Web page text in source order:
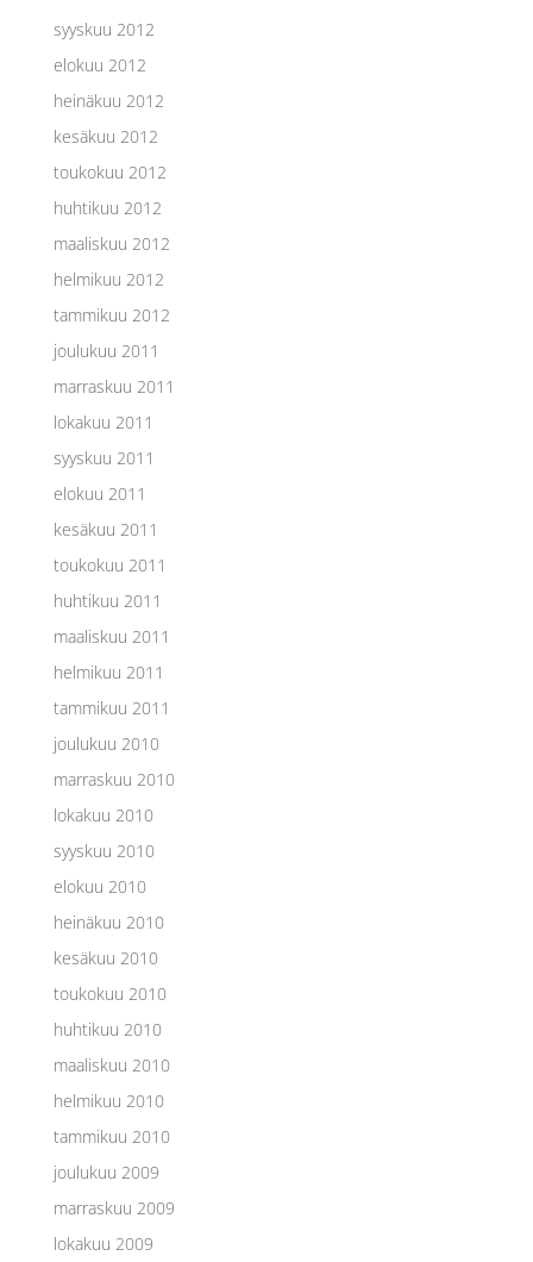
syyskuu 2012
elokuu 2012
heinäkuu 2012
kesäkuu 2012
toukokuu 2012
huhtikuu 2012
maaliskuu 2012
helmikuu 2012
tammikuu 2012
joulukuu 2011
marraskuu 2011
lokakuu 2011
syyskuu 2011
elokuu 2011
kesäkuu 2011
toukokuu 2011
huhtikuu 2011
maaliskuu 2011
helmikuu 2011
tammikuu 2011
joulukuu 2010
marraskuu 2010
lokakuu 2010
syyskuu 2010
elokuu 2010
heinäkuu 2010
kesäkuu 2010
toukokuu 2010
huhtikuu 2010
maaliskuu 2010
helmikuu 2010
tammikuu 2010
joulukuu 2009
marraskuu 2009
lokakuu 2009